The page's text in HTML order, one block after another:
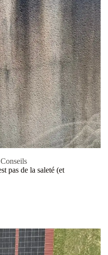
pas de la saleté (et